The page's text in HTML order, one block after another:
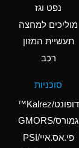
A
נפט וגז
מוליכים למחצה
תעשיית המזון
רכב
סוכניות
דופונט/Kalrez™
גמורס/GMORS
פי.אס.איי/PSI